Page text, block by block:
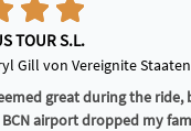
TOUR S.L.
Gill von Vereignite Staaten
great during the ride,
airport dropped my